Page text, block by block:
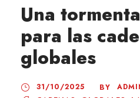
Una
para las
globales
31/10/2025 BY